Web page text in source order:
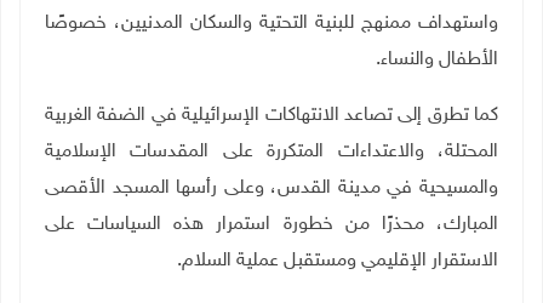
واستهداف ممنهج للبنية التحتية والسكان المدنيين، خصوصًا
الأطفال والنساء.
كما تطرق إلى تصاعد الانتهاكات الإسرائيلية في الضفة الغربية
المحتلة، والاعتداءات المتكررة على المقدسات الإسلامية
والمسيحية في مدينة القدس، وعلى رأسها المسجد الأقصى
المبارك، محذرًا من خطورة استمرار هذه السياسات على
الاستقرار الإقليمي ومستقبل عملية السلام.